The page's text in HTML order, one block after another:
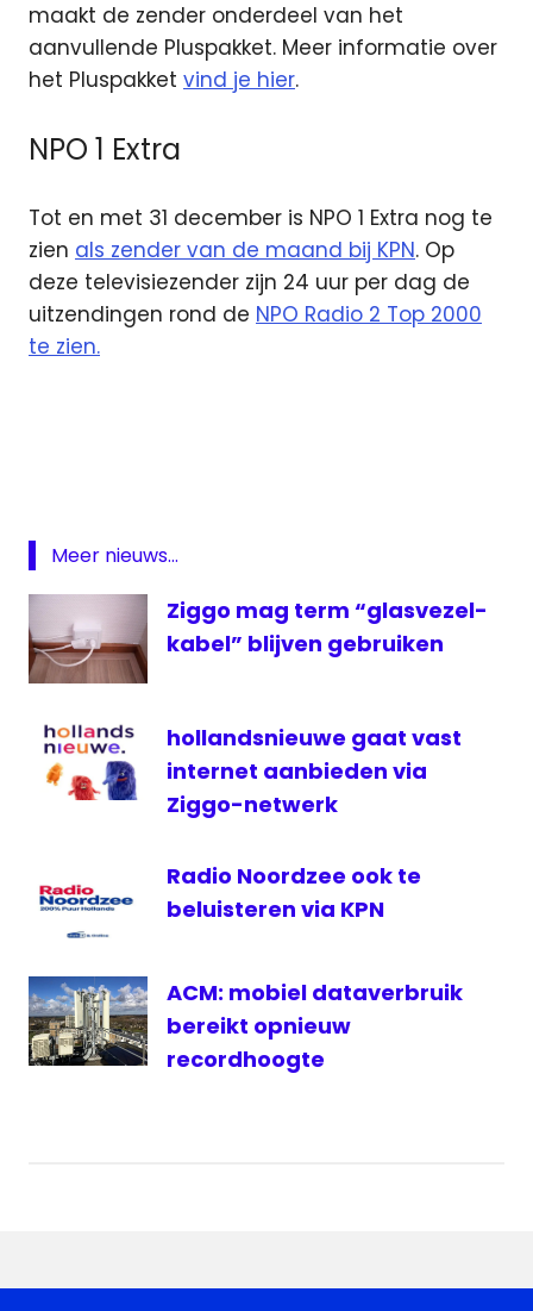
maakt de zender onderdeel van het
aanvullende Pluspakket. Meer informatie over
het Pluspakket vind je hier.
NPO 1 Extra
Tot en met 31 december is NPO 1 Extra nog te
zien als zender van de maand bij KPN. Op
deze televisiezender zijn 24 uur per dag de
uitzendingen rond de NPO Radio 2 Top 2000
te zien.
Jr.
televisie
Zender
maand
Meer nieuws...
Ziggo mag term “glasvezel-
kabel” blijven gebruiken
hollandsnieuwe gaat vast
internet aanbieden via
Ziggo-netwerk
Radio Noordzee ook te
beluisteren via KPN
ACM: mobiel dataverbruik
bereikt opnieuw
recordhoogte